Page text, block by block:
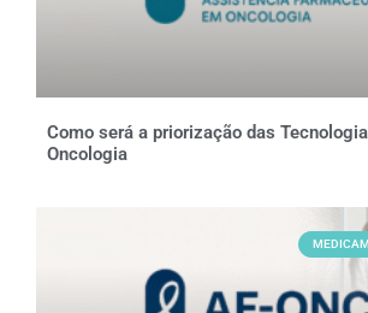
Como será a priorização das
Oncologia